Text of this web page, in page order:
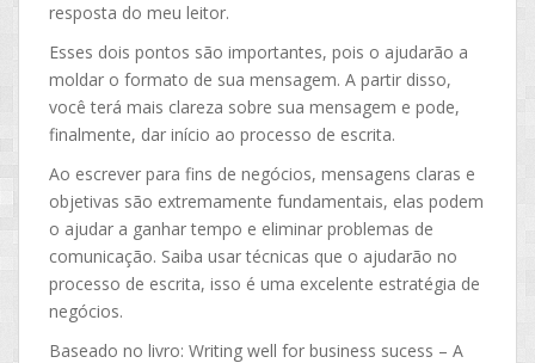
resposta do meu leitor.
Esses dois pontos são importantes, pois o ajudarão a
moldar o formato de sua mensagem. A partir disso,
você terá mais clareza sobre sua mensagem e pode,
finalmente, dar início ao processo de escrita.
Ao escrever para fins de negócios, mensagens claras e
objetivas são extremamente fundamentais, elas podem
o ajudar a ganhar tempo e eliminar problemas de
comunicação. Saiba usar técnicas que o ajudarão no
processo de escrita, isso é uma excelente estratégia de
negócios.
Baseado no livro: Writing well for business sucess – A